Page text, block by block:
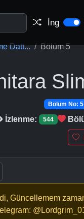
İng
Datt... Bölüm 5
Bölüm No: 5
İzlenme:
544
Güncellemem